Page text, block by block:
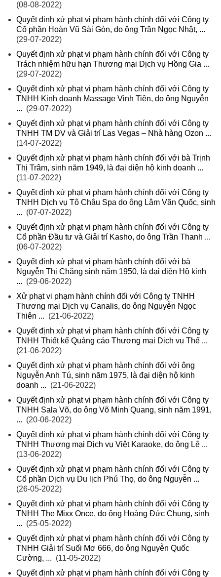
(08-08-2022)
Quyết định xử phạt vi phạm hành chính đối với Công ty
Cổ phần Hoàn Vũ Sài Gòn, do ông Trần Ngọc Nhật, ...
(29-07-2022)
Quyết định xử phạt vi phạm hành chính đối với Công ty
Trách nhiệm hữu hạn Thương mại Dịch vụ Hồng Gia ...
(29-07-2022)
Quyết định xử phạt vi phạm hành chính đối với Công ty
TNHH Kinh doanh Massage Vinh Tiên, do ông Nguyễn
... (29-07-2022)
Quyết định xử phạt vi phạm hành chính đối với Công ty
TNHH TM DV và Giải trí Las Vegas – Nhà hàng Ozon ...
(14-07-2022)
Quyết định xử phạt vi phạm hành chính đối với bà Trịnh
Thị Trâm, sinh năm 1949, là đại diện hộ kinh doanh ...
(11-07-2022)
Quyết định xử phạt vi phạm hành chính đối với Công ty
TNHH Dịch vụ Tô Châu Spa do ông Lâm Văn Quốc, sinh
... (07-07-2022)
Quyết định xử phạt vi phạm hành chính đối với Công ty
Cổ phần Đầu tư và Giải trí Kasho, do ông Trần Thanh ...
(06-07-2022)
Quyết định xử phạt vi phạm hành chính đối với bà
Nguyễn Thị Chăng sinh năm 1950, là đại diện Hộ kinh
... (29-06-2022)
Xử phạt vi phạm hành chính đối với Công ty TNHH
Thương mại Dịch vụ Canalis, do ông Nguyễn Ngọc
Thiên ... (21-06-2022)
Quyết định xử phạt vi phạm hành chính đối với Công ty
TNHH Thiết kế Quảng cáo Thương mại Dịch vụ Thế ...
(21-06-2022)
Quyết định xử phạt vi phạm hành chính đối với ông
Nguyễn Anh Tú, sinh năm 1975, là đại diện hộ kinh
doanh ... (21-06-2022)
Quyết định xử phạt vi phạm hành chính đối với Công ty
TNHH Sala Võ, do ông Võ Minh Quang, sinh năm 1991,
... (20-06-2022)
Quyết định xử phạt vi phạm hành chính đối với Công ty
TNHH Thương mại Dịch vụ Việt Karaoke, do ông Lê ...
(13-06-2022)
Quyết định xử phạt vi phạm hành chính đối với Công ty
Cổ phần Dịch vụ Du lịch Phú Thọ, do ông Nguyễn ...
(26-05-2022)
Quyết định xử phạt vi phạm hành chính đối với Công ty
TNHH The Mixx Once, do ông Hoàng Đức Chung, sinh
... (25-05-2022)
Quyết định xử phạt vi phạm hành chính đối với Công ty
TNHH Giải trí Suối Mơ 666, do ông Nguyễn Quốc
Cường, ... (11-05-2022)
Quyết định xử phạt vi phạm hành chính đối với Công ty